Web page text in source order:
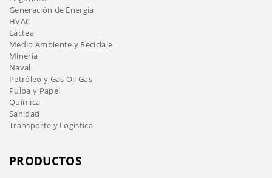
Generación de Energía
HVAC
Láctea
Medio Ambiente y Reciclaje
Minería
Naval
Petróleo y Gas Oil Gas
Pulpa y Papel
Química
Sanidad
Transporte y Logística
PRODUCTOS